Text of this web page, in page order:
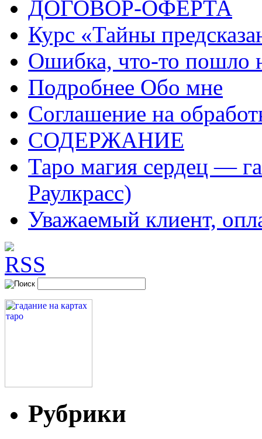
ДОГОВОР-ОФЕРТА
Курс «Тайны
Ошибка, что-то пошло
Подробнее Обо мне
Соглашение на
СОДЕРЖАНИЕ
Таро магия сердец —
Раулкрасс)
Уважаемый клиент,
Рубрики